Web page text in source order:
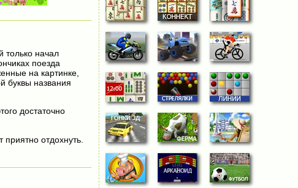
только начал
поезда
на картинке,
буквы названия
достаточно
отдохнуть.